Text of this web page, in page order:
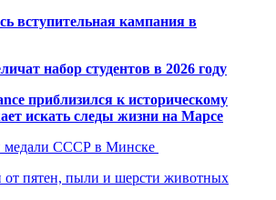
вступительная кампания в
набор студентов в 2026 году
приблизился к историческому
искать следы жизни на Марсе
медали СССР в Минске
от пятен, пыли и шерсти животных